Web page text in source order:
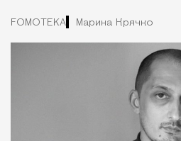
FOMOTEKA Марина Крячко